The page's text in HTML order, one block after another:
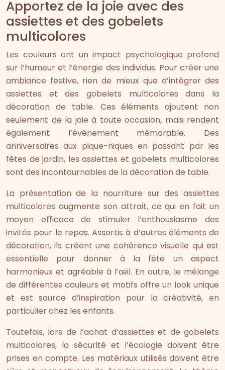
Apportez de la joie avec des
assiettes et des gobelets
multicolores
Les couleurs ont un impact psychologique profond
sur l’humeur et l’énergie des individus. Pour créer une
ambiance festive, rien de mieux que d’intégrer des
assiettes et des gobelets multicolores dans la
décoration de table. Ces éléments ajoutent non
seulement de la joie à toute occasion, mais rendent
également l’événement mémorable. Des
anniversaires aux pique-niques en passant par les
fêtes de jardin, les assiettes et gobelets multicolores
sont des incontournables de la décoration de table.
La présentation de la nourriture sur des assiettes
multicolores augmente son attrait, ce qui en fait un
moyen efficace de stimuler l’enthousiasme des
invités pour le repas. Assortis à d’autres éléments de
décoration, ils créent une cohérence visuelle qui est
essentielle pour donner à la fête un aspect
harmonieux et agréable à l’œil. En outre, le mélange
de différentes couleurs et motifs offre un look unique
et est source d’inspiration pour la créativité, en
particulier chez les enfants.
Toutefois, lors de l’achat d’assiettes et de gobelets
multicolores, la sécurité et l’écologie doivent être
prises en compte. Les matériaux utilisés doivent être